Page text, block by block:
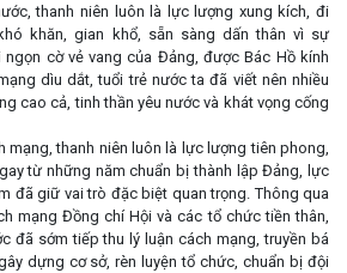
thanh niên luôn là lực lượng xung kích, đi
khăn, gian khổ, sẵn sàng dấn thân vì sự
cờ vẻ vang của Đảng, được Bác Hồ kính
dìu dắt, tuổi trẻ nước ta đã viết nên nhiều
cao cả, tinh thần yêu nước và khát vọng cống
mạng, thanh niên luôn là lực lượng tiên phong,
từ những năm chuẩn bị thành lập Đảng, lực
đã giữ vai trò đặc biệt quan trọng. Thông qua
mạng Đồng chí Hội và các tổ chức tiền thân,
đã sớm tiếp thu lý luận cách mạng, truyền bá
dựng cơ sở, rèn luyện tổ chức, chuẩn bị đội